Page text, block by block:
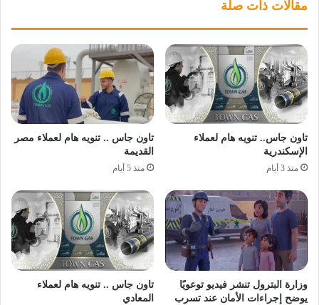
مقالات ذات صلة
تاون جاس.. تنويه هام لعملاء
الإسكندرية
منذ 3 أيام
تاون جاس .. تنويه هام لعملاء مصر
القديمة
منذ 5 أيام
وزارة البترول تنشر فيديو توعويًا
يوضح إجراءات الأمان عند تسرب
تاون جاس .. تنويه هام لعملاء
المعادي